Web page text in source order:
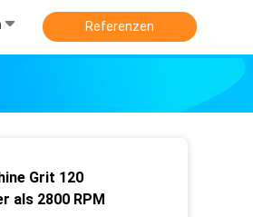
Referenzen
Grit 120
als 2800 RPM